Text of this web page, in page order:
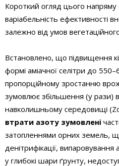
Короткий огляд цього напряму
варіабельність ефективності
залежно від умов
Встановлено, що підвищення
формі аміачної селітри до
пропорційному зростанню
зумовлює збільшення (у рази)
навколишньому сере­довищі
втрати азоту зумовлені
затопленнями орних земель,
денітрифікації, випаровування
у глибокі шари ґрунту,